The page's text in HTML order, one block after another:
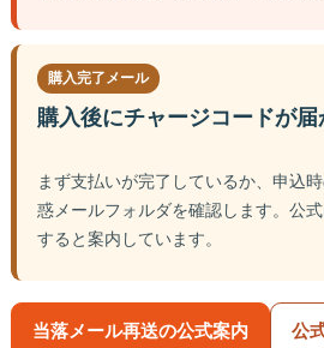
購入完了メール
購入後にチャージコードが
まず支払いが完了しているか、申込
惑メールフォルダを確認します。公
すると案内しています。
当落メール再送の公式案内 公